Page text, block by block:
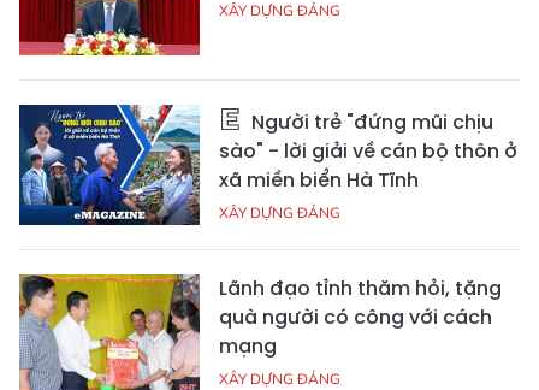
XÂY DỰNG ĐẢNG
Người trẻ "đứng mũi chịu
sào" - lời giải về cán bộ thôn ở
xã miền biển Hà Tĩnh
XÂY DỰNG ĐẢNG
Lãnh đạo tỉnh thăm hỏi, tặng
quà người có công với cách
mạng
XÂY DỰNG ĐẢNG